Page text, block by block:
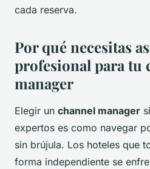
cada reserva.
Por qué necesitas
profesional para tu
manager
Elegir un channel manager
expertos es como navegar
sin brújula. Los hoteles que
forma independiente se